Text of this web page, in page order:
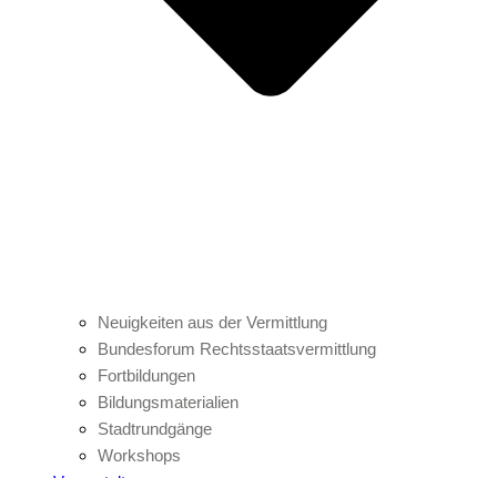
Neuigkeiten aus der Vermittlung
Bundesforum Rechtsstaatsvermittlung
Fortbildungen
Bildungsmaterialien
Stadtrundgänge
Workshops